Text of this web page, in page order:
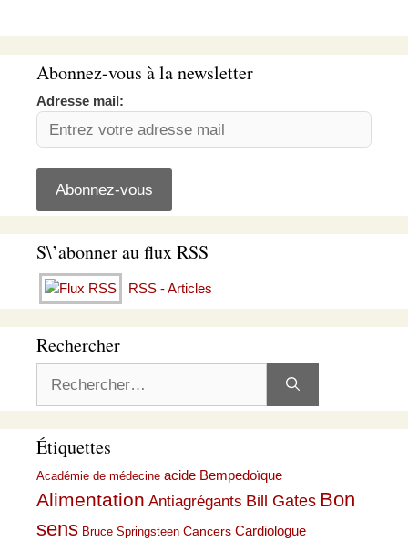
Abonnez-vous à la newsletter
Adresse mail:
S\’abonner au flux RSS
RSS - Articles
Rechercher
Étiquettes
Académie de médecine acide Bempedoïque
Alimentation Antiagrégants Bill Gates Bon
sens Bruce Springsteen Cancers Cardiologue